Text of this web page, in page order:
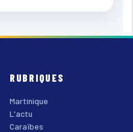
RUBRIQUES
Martinique
L'actu
Caraïbes